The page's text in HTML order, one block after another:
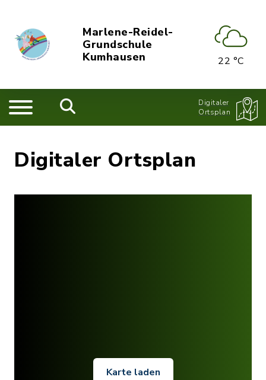
Marlene-Reidel-
Grundschule
Kumhausen
22 °C
Digitaler
Ortsplan
Digitaler Ortsplan
Karte laden